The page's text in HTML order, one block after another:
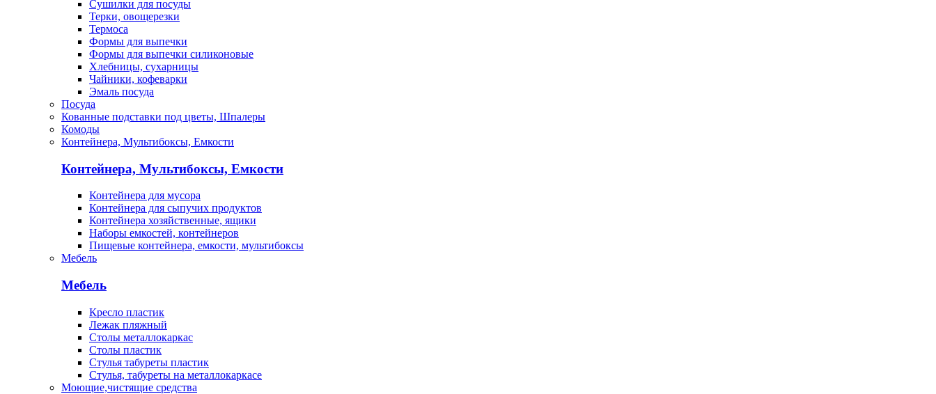
Сушилки для посуды
Терки, овощерезки
Термоса
Формы для выпечки
Формы для выпечки силиконовые
Хлебницы, сухарницы
Чайники, кофеварки
Эмаль посуда
Посуда
Кованные подставки под цветы, Шпалеры
Комоды
Контейнера, Мультибоксы, Емкости
Контейнера, Мультибоксы, Емкости
Контейнера для мусора
Контейнера для сыпучих продуктов
Контейнера хозяйственные, ящики
Наборы емкостей, контейнеров
Пищевые контейнера, емкости, мультибоксы
Мебель
Мебель
Кресло пластик
Лежак пляжный
Столы металлокаркас
Столы пластик
Стулья табуреты пластик
Стулья, табуреты на металлокаркасе
Моющие,чистящие средства